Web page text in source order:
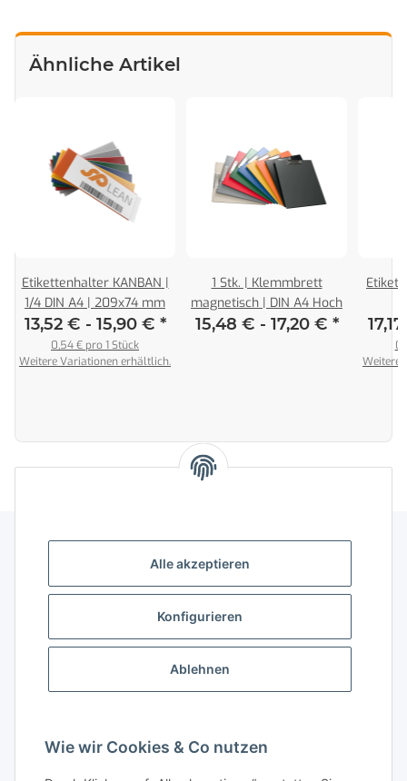
Alle akzeptieren
Konfigurieren
Ablehnen
Wie wir Cookies & Co nutzen
Ähnliche Artikel
Etikettenhalter KANBAN |
1/4 DIN A4 | 209x74 mm
13,52 € - 15,90 € *
0,54 € pro 1 Stück
Weitere Variationen erhältlich.
1 Stk. | Klemmbrett
magnetisch | DIN A4 Hoch
15,48 € - 17,20 € *
Weitere